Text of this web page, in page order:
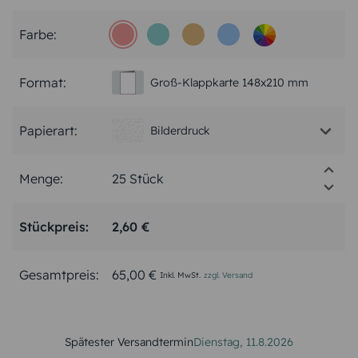
Farbe:
Format: Groß-Klappkarte 148x210 mm
Papierart: Bilderdruck
Menge:
Stückpreis: 2,60 €
Gesamtpreis: 65,00 € Inkl. MwSt. zzgl. Versand
Spätester VersandterminDienstag, 11.8.2026